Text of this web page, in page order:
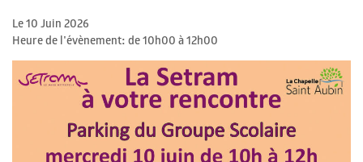
SAINT
AUBIN
Le 10 Juin 2026
Heure de l'évènement: de 10h00 à 12h00